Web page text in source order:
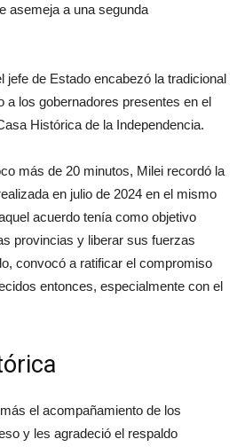
asemeja a una segunda
jefe de Estado encabezó la tradicional
a los gobernadores presentes en el
Histórica de la Independencia.
más de 20 minutos, Milei recordó la
en julio de 2024 en el mismo
acuerdo tenía como objetivo
provincias y liberar sus fuerzas
convocó a ratificar el compromiso
entonces, especialmente con el
el acompañamiento de los
y les agradeció el respaldo